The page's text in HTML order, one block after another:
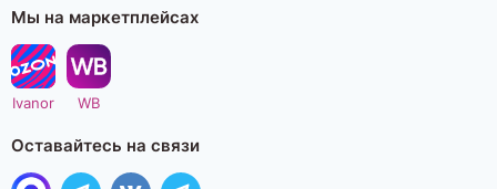
Мы на маркетплейсах
Ivanor WB
Оставайтесь на связи